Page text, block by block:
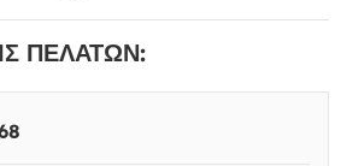
ΠΕΛΑΤΏΝ: